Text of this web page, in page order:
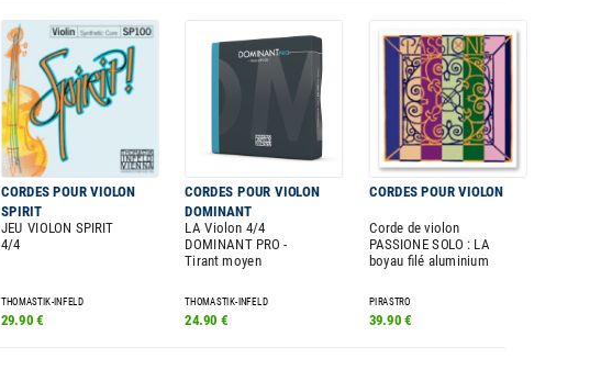
CORDES POUR VIOLON
SPIRIT
CORDES POUR VIOLON
DOMINANT
CORDES POUR VIOLON
JEU VIOLON SPIRIT
4/4
LA Violon 4/4
DOMINANT PRO -
Tirant moyen
Corde de violon
PASSIONE SOLO : LA
boyau filé aluminium
THOMASTIK-INFELD THOMASTIK-INFELD PIRASTRO
29.90 € 24.90 € 39.90 €